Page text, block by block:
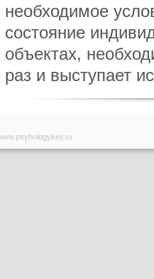
необхо­димое
состояние
объектах,
раз и выступа­ет